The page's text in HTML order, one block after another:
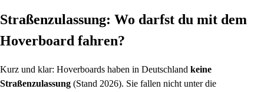
Straßenzulassung: Wo darfst du mit dem
Hoverboard fahren?
Kurz und klar: Hoverboards haben in Deutschland keine
Straßenzulassung (Stand 2026). Sie fallen nicht unter die